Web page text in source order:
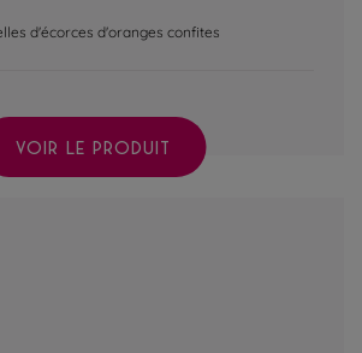
d'écorces d'oranges confites
VOIR LE PRODUIT